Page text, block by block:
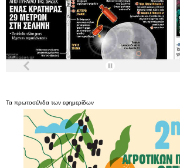
Τα πρωτοσέλιδα των εφημερίδων